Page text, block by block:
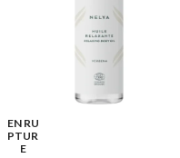
EN RU
PTUR
E